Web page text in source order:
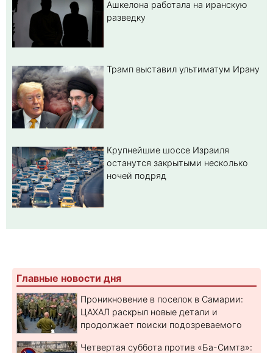
Ашкелона работала на иранскую
разведку
Трамп выставил ультиматум Ирану
Крупнейшие шоссе Израиля
останутся закрытыми несколько
ночей подряд
Главные новости дня
Проникновение в поселок в Самарии:
ЦАХАЛ раскрыл новые детали и
продолжает поиски подозреваемого
Четвертая суббота против «Ба-Симта»: